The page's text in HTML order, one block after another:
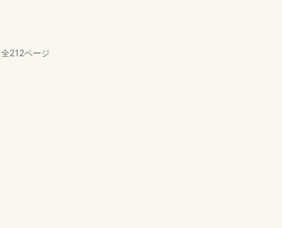
全212ページ